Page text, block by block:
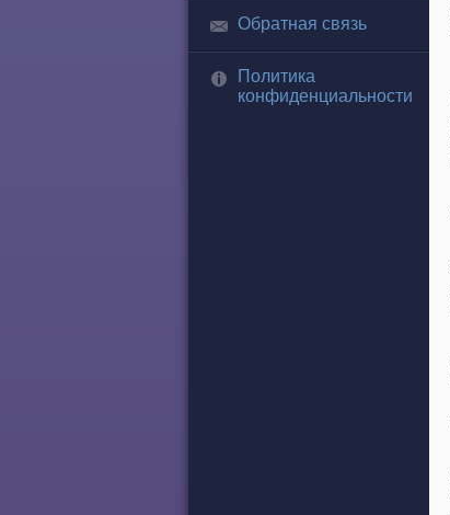
Обратная связь
Политика
конфиденциальности